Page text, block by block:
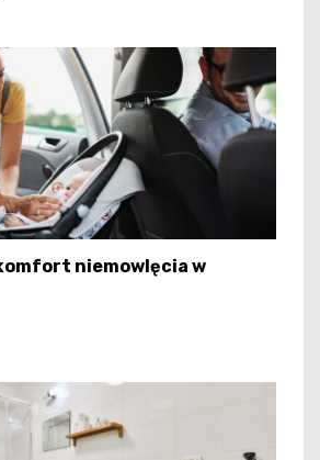
niemowlęcia w